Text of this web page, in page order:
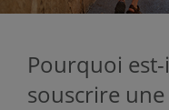
Pourquoi
souscrire une